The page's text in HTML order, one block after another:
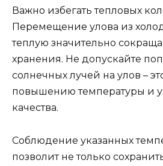
Важно избегать тепловых
Перемещение улова из
теплую значительно
хранения. Не допускайте
солнечных лучей на улов –
повышению температуры и
качества.
Соблюдение указанных
позволит не только